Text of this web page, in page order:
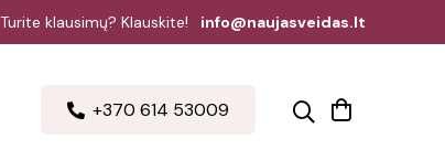
Turite klausimų? Klauskite! info@naujasveidas.lt
+370 614 53009